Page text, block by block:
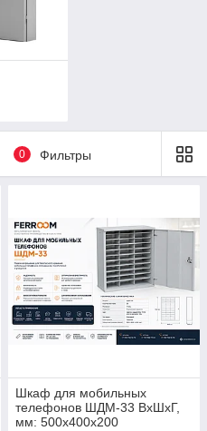
0 Фильтры
Шкаф для мобильных
телефонов ШДМ-33 ВхШхГ,
мм: 500х400х200